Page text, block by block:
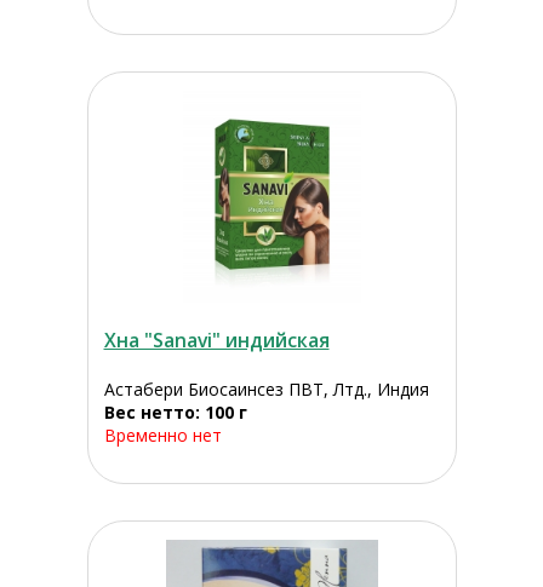
Хна "Sanavi" индийская
Астабери Биосаинсез ПВТ, Лтд., Индия
Вес нетто: 100 г
Временно нет